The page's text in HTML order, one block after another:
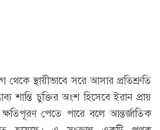
থেকে স্থায়ীভাবে সরে আসার প্রতিশ্রুতি
শান্তি চুক্তির অংশ হিসেবে ইরান প্রায়
পেতে পারে বলে আন্তর্জাতিক